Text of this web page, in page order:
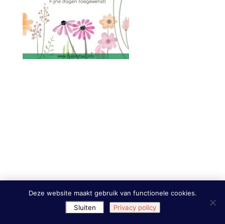
Deze website maakt gebruik van functionele cookies.
Sluiten
Privacy policy